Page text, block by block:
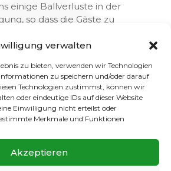
verwalten
zu bieten, verwenden wir Technologien
zu speichern und/oder darauf
Technologien zustimmst, können wir
oder eindeutige IDs auf dieser Website
Einwilligung nicht erteilst oder
Merkmale und Funktionen
Akzeptieren
einige Ballverluste in der
so dass die Gäste zu
Aktionen kamen, aber
agierten. Wir mussten auf
Veränderungen
sich dieses auch in
bemerkbar machte. Aber man
auch eine gewisse Zeit
dieser Position erst einmal
zu ordnen.
Kombinationen wurden